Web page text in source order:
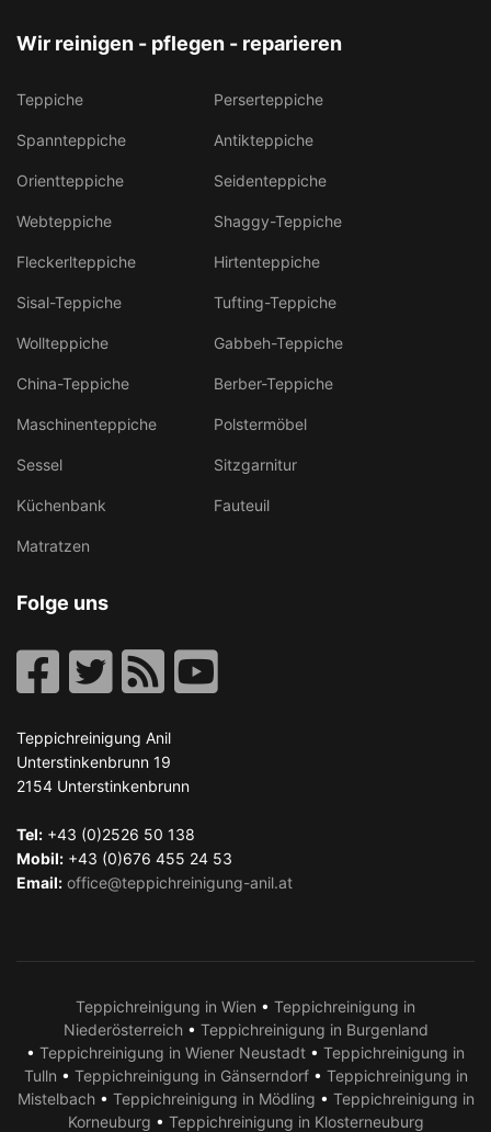
Wir reinigen - pflegen - reparieren
Teppiche Perserteppiche
Spannteppiche Antikteppiche
Orientteppiche Seidenteppiche
Webteppiche Shaggy-Teppiche
Fleckerlteppiche Hirtenteppiche
Sisal-Teppiche Tufting-Teppiche
Wollteppiche Gabbeh-Teppiche
China-Teppiche Berber-Teppiche
Maschinenteppiche Polstermöbel
Sessel Sitzgarnitur
Küchenbank Fauteuil
Matratzen
Folge uns
Teppichreinigung Anil
Unterstinkenbrunn 19
2154 Unterstinkenbrunn
Tel: +43 (0)2526 50 138
Mobil: +43 (0)676 455 24 53
Email: office@teppichreinigung-anil.at
Teppichreinigung in Wien • Teppichreinigung in
Niederösterreich• Teppichreinigung in Burgenland
• Teppichreinigung in Wiener Neustadt • Teppichreinigung in
Tulln • Teppichreinigung in Gänserndorf• Teppichreinigung in
Mistelbach• Teppichreinigung in Mödling • Teppichreinigung in
Korneuburg • Teppichreinigung in Klosterneuburg